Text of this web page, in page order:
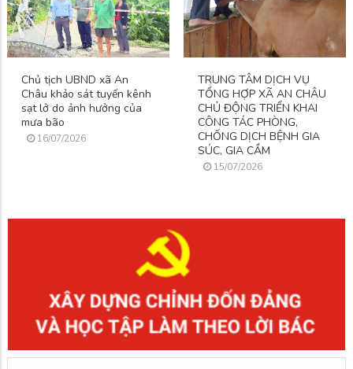
Chủ tịch UBND xã An
Châu khảo sát tuyến kênh
sạt lở do ảnh hưởng của
mưa bão
16/07/2026
TRUNG TÂM DỊCH VỤ
TỔNG HỢP XÃ AN CHÂU
CHỦ ĐỘNG TRIỂN KHAI
CÔNG TÁC PHÒNG,
CHỐNG DỊCH BỆNH GIA
SÚC, GIA CẦM
15/07/2026